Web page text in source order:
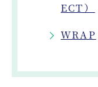
ECT）
WRAP